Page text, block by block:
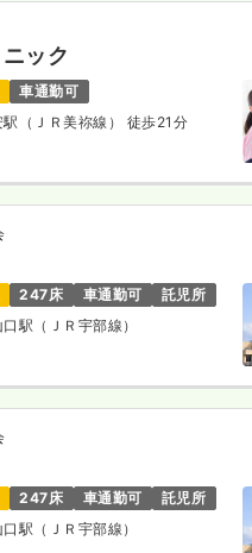
ック
車通勤可
（ＪＲ美祢線） 徒歩21分
247床 車通勤可
託児所
駅（ＪＲ宇部線）
247床 車通勤可
託児所
駅（ＪＲ宇部線）